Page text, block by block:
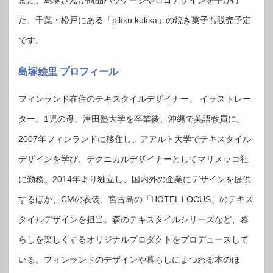
た、千葉・松戸にある「pikku kukka」の焼き菓子も販売予定
です。
島塚絵里 プロフィール
フィンランド在住のテキスタイルデザイナー、 イラストレー
ター。1児の母。津田塾大学を卒業後、沖縄で英語教員に。
2007年フィンランドに移住し、アアルト大学でテキスタイル
デザインを学び、テクニカルデザイナーとしてマリメッコ社
に勤務。2014年より独立し、国内外の企業にデザインを提供
するほか、CMの衣装、宮古島の「HOTEL LOCUS」のテキス
タイルデザインを担当。森のテキスタイルシリーズなど、暮
らしを楽しくするオリジナルプロダクトをプロデュースして
いる。フィンランドのデザインや暮らしにまつわる本のほ